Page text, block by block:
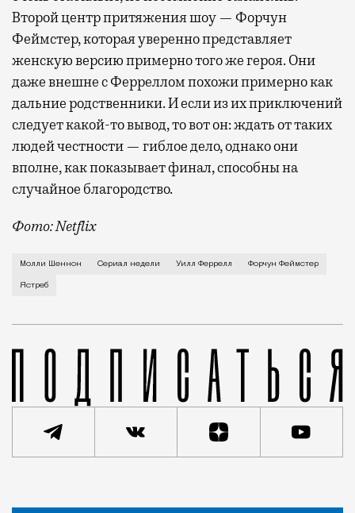
Второй центр притяжения шоу — Форчун
Феймстер, которая уверенно представляет
женскую версию примерно того же героя. Они
даже внешне с Ферреллом похожи примерно как
дальние родственники. И если из их приключений
следует какой-то вывод, то вот он: ждать от таких
людей честности — гиблое дело, однако они
вполне, как показывает финал, способны на
случайное благородство.
Фото: Netflix
Когда-то Лонни Хокинс (Уилл Феррелл) был
Молли Шеннон Сериал недели Уилл Феррелл Форчун Феймстер
Ястреб